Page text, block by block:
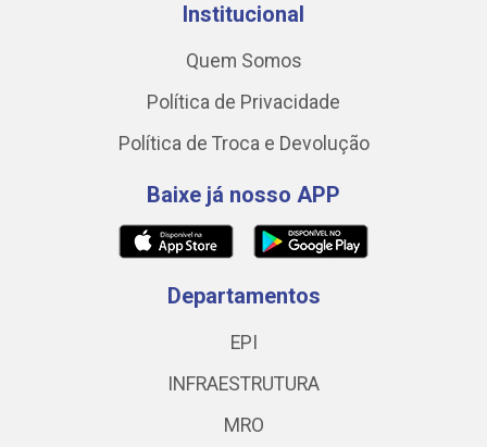
Institucional
Quem Somos
Política de Privacidade
Política de Troca e Devolução
Baixe já nosso APP
Departamentos
EPI
INFRAESTRUTURA
MRO